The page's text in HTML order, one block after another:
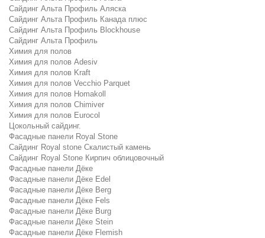
Сайдинг Альта Профиль Аляска
Сайдинг Альта Профиль Канада плюс
Сайдинг Альта Профиль Blockhouse
Сайдинг Альта Профиль
Химия для полов
Химия для полов Adesiv
Химия для полов Kraft
Химия для полов Vecchio Parquet
Химия для полов Homakoll
Химия для полов Chimiver
Химия для полов Eurocol
Цокольный сайдинг.
Фасадные панели Royal Stone
Сайдинг Royal stone Скалистый камень
Сайдинг Royal Stone Кирпич облицовочный
Фасадные панели Дёке
Фасадные панели Дёке Edel
Фасадные панели Дёке Berg
Фасадные панели Дёке Fels
Фасадные панели Дёке Burg
Фасадные панели Дёке Stein
Фасадные панели Дёке Flemish